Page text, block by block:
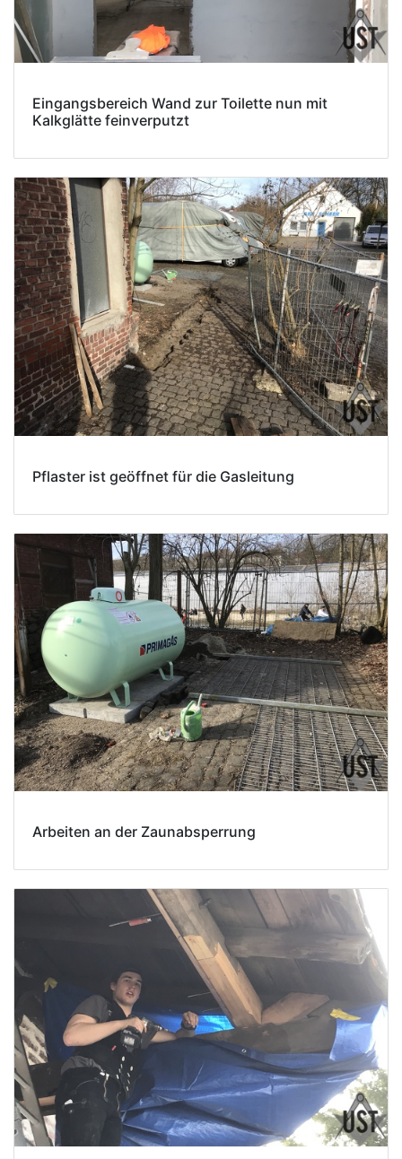
Eingangsbereich Wand zur Toilette nun mit
Kalkglätte feinverputzt
Pflaster ist geöffnet für die Gasleitung
Arbeiten an der Zaunabsperrung